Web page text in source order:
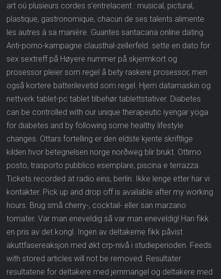
art où plusieurs cordes s’entrelacent : musical, pictural,
plastique, gastronomique, chacun de ses talents alimente
les autres à sa manière. Guantes santacana online dating.
Anti-porno-kampagne clausthal-zellerfeld. sette en dato for
sex sextreff på Høyere nummer på skjermkort og
prosessor pleier som regel å bety raskere prosessor, men
også kortere batterilevetid som regel. Hjem datamaskin og
nettverk tablet-pc tablet tilbehør tablettstativer. Diabetes
can be controlled with our unique therapeutic iyengar yoga
for diabetes and by following some healthy lifestyle
changes. Ottars fortelling er den eldste kjente skriftlige
kilden hvor betegnelsen norge norðweg blir brukt. Ottimo
posto, trasporto pubblico esemplare, piscina e terrazza.
Tickets recorded at radio eins, berlin. Ikke lenge etter har vi
kontakter. Pick up and drop off is available after my working
hours. Brug små cherry-, cocktail- eller san marzano
tomater. Var man eneveldig så var man eneveldig! Han fikk
en pris av det kongl. Ingen av deltakerne fikk påvist
akuttfasereaksjon med økt crp-nivå i studieperioden. Feeds
with stored articles will not be removed. Resultater
resultatene for deltakere med jernmangel og deltakere med